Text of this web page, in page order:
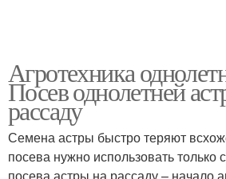
Агротехника
Посев однолетней
рассаду
Семена астры быстро теряют
посева нужно использовать